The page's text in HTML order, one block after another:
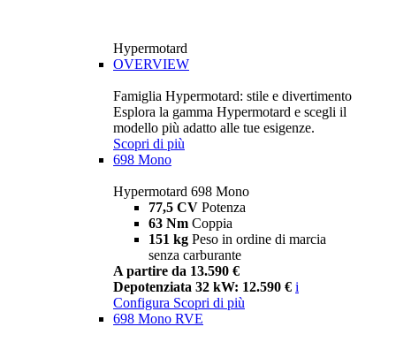
Hypermotard
OVERVIEW
Famiglia Hypermotard: stile e divertimento
Esplora la gamma Hypermotard e scegli il
modello più adatto alle tue esigenze.
Scopri di più
698 Mono
Hypermotard 698 Mono
77,5 CV Potenza
63 Nm Coppia
151 kg Peso in ordine di marcia
senza carburante
A partire da 13.590 €
Depotenziata 32 kW: 12.590 € i
Configura Scopri di più
698 Mono RVE